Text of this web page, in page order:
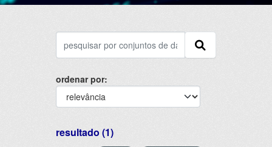
ordenar por
resultado (1)